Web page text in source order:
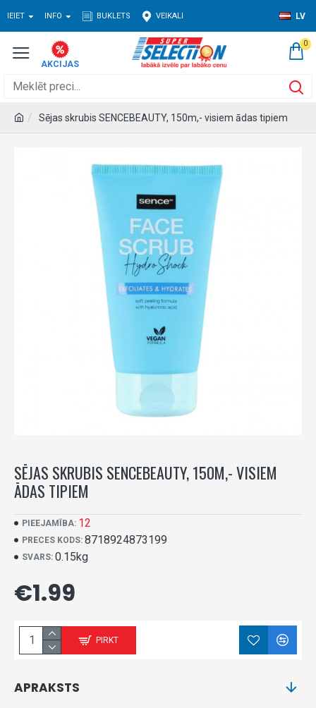
IEIET INFO BUKLETS VEIKALI LV
0
Sējas skrubis SENCEBEAUTY, 150m,- visiem ādas tipiem
SĒJAS SKRUBIS SENCEBEAUTY, 150M,- VISIEM
ĀDAS TIPIEM
PIEEJAMĪBA: 12
PRECES KODS: 8718924873199
SVARS: 0.15kg
€1.99
PIRKT
APRAKSTS